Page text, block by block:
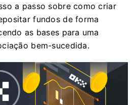
a passo sobre como criar
fundos de forma
as bases para uma
bem-sucedida.